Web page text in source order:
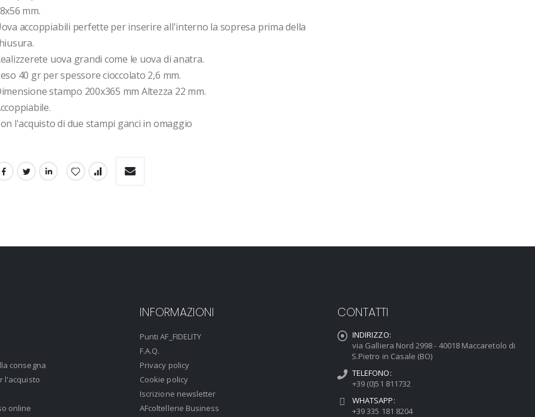
mm.
accoppiabili perfette per inserire all'interno la sopresa prima della
uova grandi come le uova di anatra.
40 gr per spessore cioccolato 2,6 mm.
stampo 200x365 mm Altezza 22 mm.
l'acquisto di due stampi ganci in omaggio
consegna
l'acquisto
online
INFORMAZIONI
Punti AF_FIDELITY
F.A.Q.
Privacy policy
Cookie policy
Iscrizione newsletter
AFcoltellerie Business
CONTATTI
INDIRIZZO:
via Galliera Nord 2998 - 40018 Maccaretolo di
S.Pietro in Casale (BO)
TELEFONO:
+39 (0)51 811732
WHATSAPP:
+39 335 181 8204